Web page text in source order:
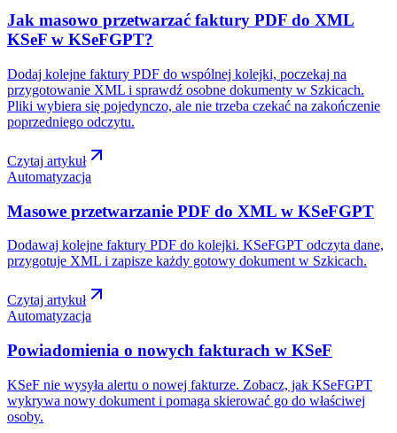
Jak masowo przetwarzać faktury PDF do XML
KSeF w KSeFGPT?
Dodaj kolejne faktury PDF do wspólnej kolejki, poczekaj na
przygotowanie XML i sprawdź osobne dokumenty w Szkicach.
Pliki wybiera się pojedynczo, ale nie trzeba czekać na zakończenie
poprzedniego odczytu.
Czytaj artykuł
Automatyzacja
Masowe przetwarzanie PDF do XML w KSeFGPT
Dodawaj kolejne faktury PDF do kolejki. KSeFGPT odczyta dane,
przygotuje XML i zapisze każdy gotowy dokument w Szkicach.
Czytaj artykuł
Automatyzacja
Powiadomienia o nowych fakturach w KSeF
KSeF nie wysyła alertu o nowej fakturze. Zobacz, jak KSeFGPT
wykrywa nowy dokument i pomaga skierować go do właściwej
osoby.